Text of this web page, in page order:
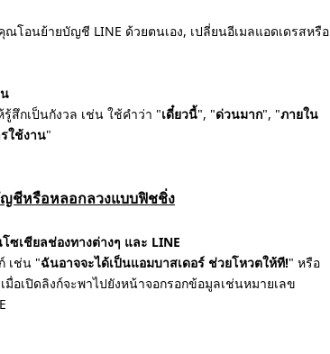
โอนย้ายบัญชี LINE ด้วยตนเอง, เปลี่ยนอีเมลแอดเดรสหรือ
สึกเป็นกังวล เช่น ใช้คำว่า "เดี๋ยวนี้", "ด่วนมาก", "ภายใน
ใช้งาน"
ชีหรือหลอกลวงแบบฟิชชิ่ง
เชียลช่องทางต่างๆ และ LINE
เช่น "ฉันอาจจะได้เป็นแอมบาสเดอร์ ช่วยโหวตให้ที!" หรือ
มื่อเปิดลิงก์จะพาไปยังหน้าจอกรอกข้อมูลเช่นหมายเลข